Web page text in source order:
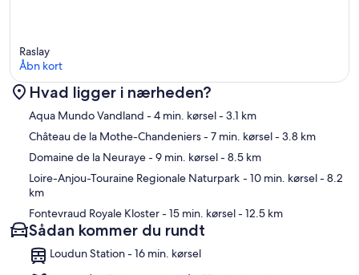
Kort
Raslay
Åbn kort
Hvad ligger i nærheden?
Aqua Mundo Vandland - 4 min. kørsel- 3.1 km
Château de la Mothe-Chandeniers- 7 min. kørsel- 3.8 km
Domaine de la Neuraye- 9 min. kørsel- 8.5 km
Loire-Anjou-Touraine Regionale Naturpark - 10 min. kørsel- 8.2
km
Fontevraud Royale Kloster- 15 min. kørsel- 12.5 km
Sådan kommer du rundt
Loudun Station - 16 min. kørsel